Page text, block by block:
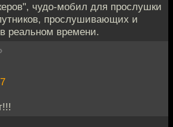
чудо-мобил для прослушки
прослушивающих и
реальном времени.